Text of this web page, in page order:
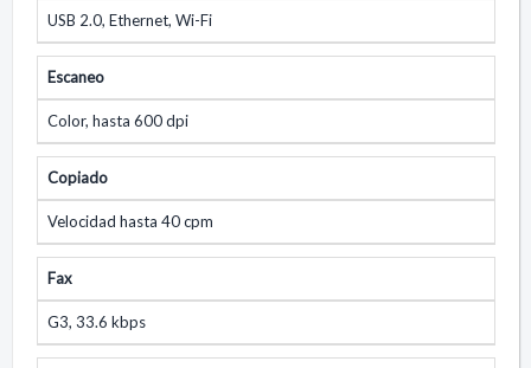
USB 2.0, Ethernet, Wi-Fi
Escaneo
Color, hasta 600 dpi
Copiado
Velocidad hasta 40 cpm
Fax
G3, 33.6 kbps